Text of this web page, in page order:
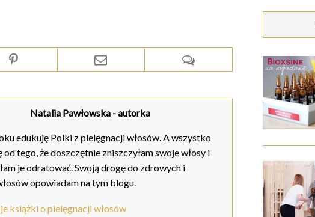
Natalia Pawłowska- autorka
edukuję Polki z pielęgnacji włosów. A wszystko
od tego, że doszczętnie zniszczyłam swoje włosy i
je odratować. Swoją drogę do zdrowych i
opowiadam na tym blogu.
książki o pielęgnacji włosów